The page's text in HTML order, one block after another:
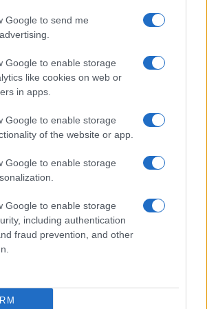
Google to send me
Google to enable storage
like cookies on web or
in apps.
Google to enable storage
of the website or app.
Google to enable storage
Google to enable storage
including authentication
fraud prevention, and other
3 aprile 2024
su Whatsapp. È
quiper iscriversi al canale ed
(gratis)
#WOKE
14
Leggi i commenti
del 07/08/2026